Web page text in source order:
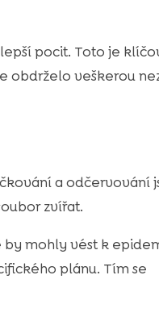
pocit. Toto je
obdrželo veškerou
a odčervování
zvířat.
mohly vést k
plánu. Tím se